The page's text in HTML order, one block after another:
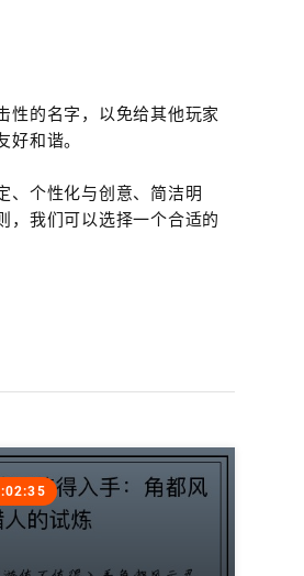
性的名字，以免给其他玩家
和谐。
、个性化与创意、简洁明
，我们可以选择一个合适的